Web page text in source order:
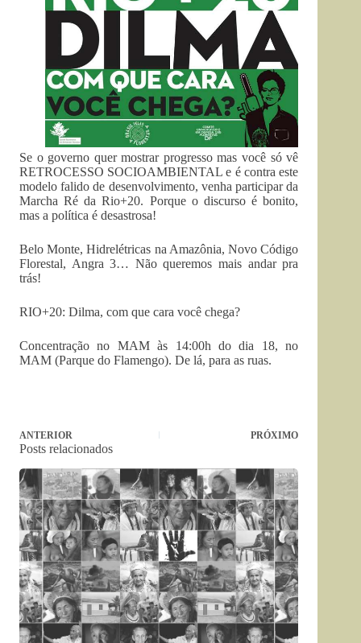
Se o governo quer mostrar progresso mas você só vê
RETROCESSO SOCIOAMBIENTAL e é contra este
modelo falido de desenvolvimento, venha participar da
Marcha Ré da Rio+20. Porque o discurso é bonito,
mas a política é desastrosa!
Belo Monte, Hidrelétricas na Amazônia, Novo Código
Florestal, Angra 3… Não queremos mais andar pra
trás!
RIO+20: Dilma, com que cara você chega?
Concentração no MAM às 14:00h do dia 18, no
MAM (Parque do Flamengo). De lá, para as ruas.
ANTERIOR PRÓXIMO
Posts relacionados